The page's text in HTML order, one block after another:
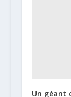
Un géant